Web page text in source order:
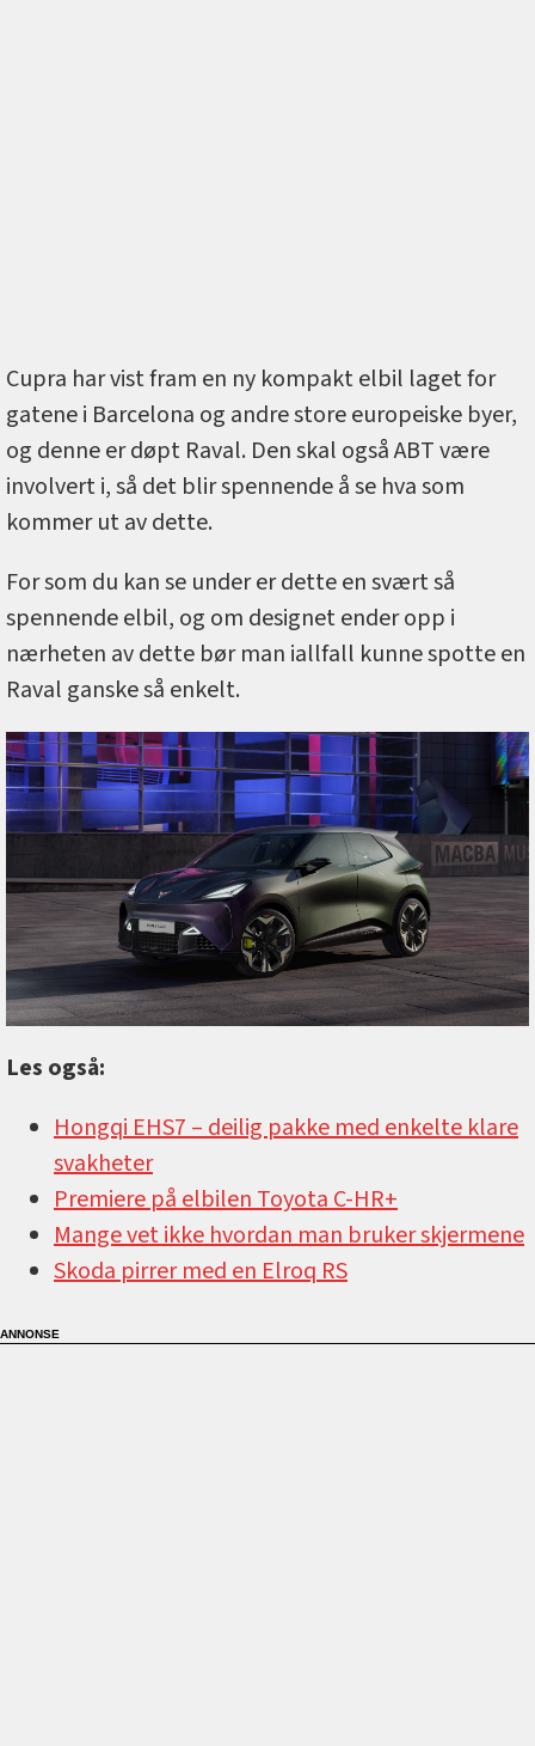
Cupra har vist fram en ny kompakt elbil laget for
gatene i Barcelona og andre store europeiske byer,
og denne er døpt Raval. Den skal også ABT være
involvert i, så det blir spennende å se hva som
kommer ut av dette.
For som du kan se under er dette en svært så
spennende elbil, og om designet ender opp i
nærheten av dette bør man iallfall kunne spotte en
Raval ganske så enkelt.
Les også:
Hongqi EHS7 –⁠ deilig pakke med enkelte klare
svakheter
Premiere på elbilen Toyota C-HR+
Mange vet ikke hvordan man bruker skjermene
Skoda pirrer med en Elroq RS